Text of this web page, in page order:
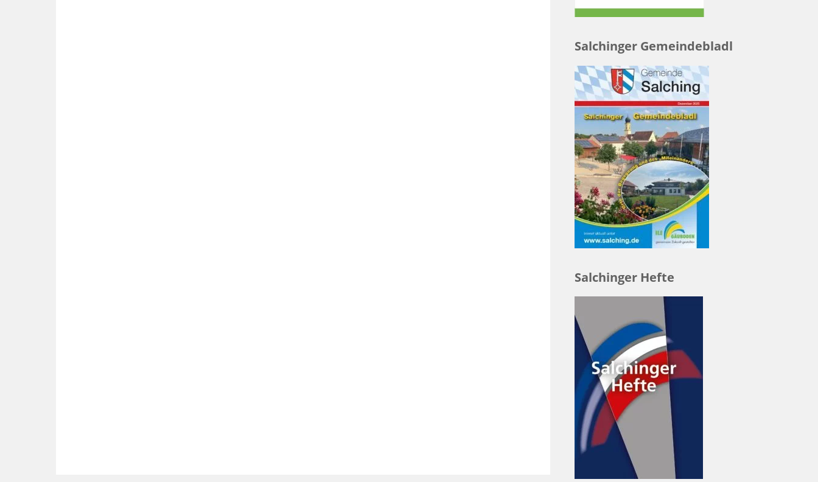
Salchinger Gemeindebladl
Salchinger Hefte